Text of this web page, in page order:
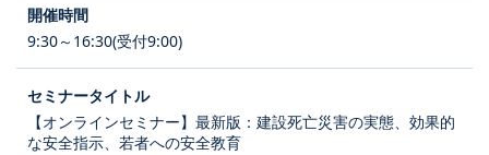
9:30～16:30(受付9:00)
【オンラインセミナー】最新版：建設死亡災害の実態、効果的
な安全指示、若者への安全教育